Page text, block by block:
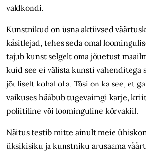
valdkondi.
Kunstnikud on üsna aktiivsed
käsitlejad, tehes seda omal
tajub kunst selgelt oma jõuetust
kuid see ei välista kunsti vahenditega
jõuliselt kohal olla. Tõsi on ka see, et
vaikuses hääbub tugevaimgi karje,
poliitiline või loominguline kõrvakiil.
Näitus testib mitte ainult meie
üksikisiku ja kunstniku arusaama